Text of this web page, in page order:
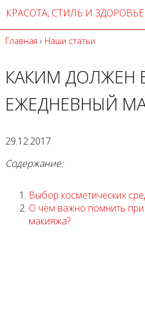
КРАСОТА, СТИЛЬ И ЗДОРОВЬЕ
Главная › Наши статьи
КАКИМ ДОЛЖЕН
ЕЖЕДНЕВНЫЙ
29.12.2017
Содержание:
Выбор косметических
О чем важно помнить
макияжа?